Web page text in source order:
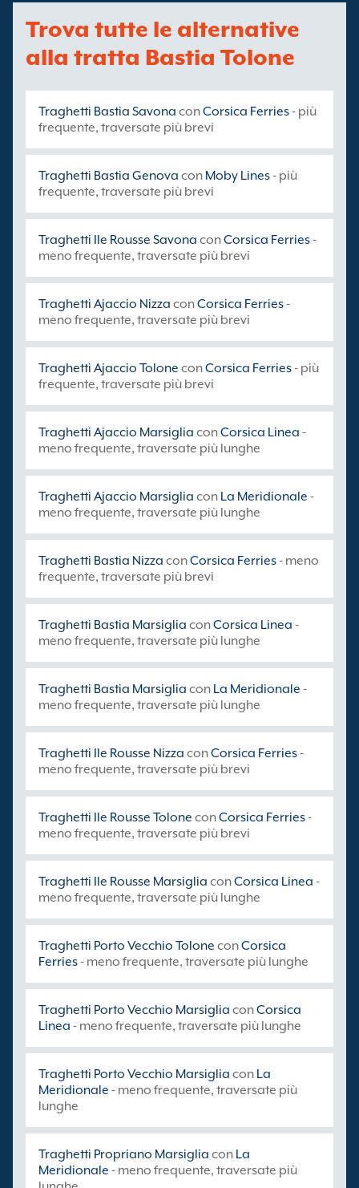
Trova tutte le alternative
alla tratta Bastia Tolone
Traghetti Bastia Savona conCorsica Ferries- più
frequente, traversate più brevi
Traghetti Bastia Genova con Moby Lines- più
frequente, traversate più brevi
Traghetti Ile Rousse Savona conCorsica Ferries-
meno frequente, traversate più brevi
Traghetti Ajaccio Nizza conCorsica Ferries-
meno frequente, traversate più brevi
Traghetti Ajaccio Tolone conCorsica Ferries- più
frequente, traversate più brevi
Traghetti Ajaccio Marsiglia conCorsica Linea -
meno frequente, traversate più lunghe
Traghetti Ajaccio Marsiglia con La Meridionale -
meno frequente, traversate più lunghe
Traghetti Bastia Nizza conCorsica Ferries- meno
frequente, traversate più brevi
Traghetti Bastia Marsiglia conCorsica Linea -
meno frequente, traversate più lunghe
Traghetti Bastia Marsiglia con La Meridionale -
meno frequente, traversate più lunghe
Traghetti Ile Rousse Nizza conCorsica Ferries-
meno frequente, traversate più brevi
Traghetti Ile Rousse Tolone conCorsica Ferries-
meno frequente, traversate più brevi
Traghetti Ile Rousse Marsiglia conCorsica Linea -
meno frequente, traversate più lunghe
Traghetti Porto Vecchio Tolone conCorsica
Ferries- meno frequente, traversate più lunghe
Traghetti Porto Vecchio Marsiglia conCorsica
Linea - meno frequente, traversate più lunghe
Traghetti Porto Vecchio Marsiglia con La
Meridionale - meno frequente, traversate più
lunghe
Traghetti Propriano Marsiglia con La
Meridionale - meno frequente, traversate più